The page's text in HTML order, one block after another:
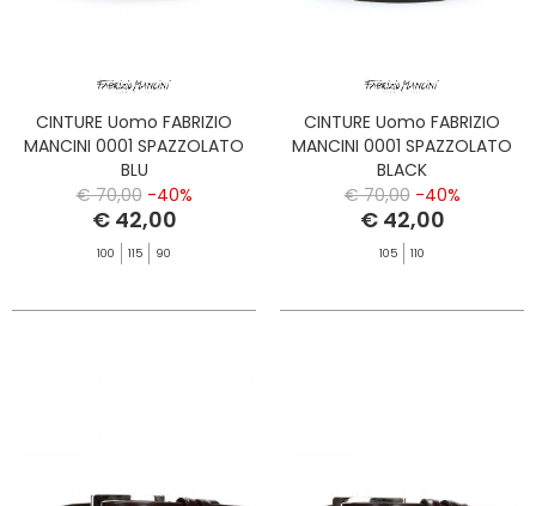
CINTURE Uomo FABRIZIO
MANCINI 0001 SPAZZOLATO
BLU
€ 70,00 -40%
€ 42,00
100 115 90
CINTURE Uomo FABRIZIO
MANCINI 0001 SPAZZOLATO
BLACK
€ 70,00 -40%
€ 42,00
105 110